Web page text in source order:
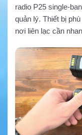
radio P25 single-
quản lý. Thiết bị
nơi liên lạc cần